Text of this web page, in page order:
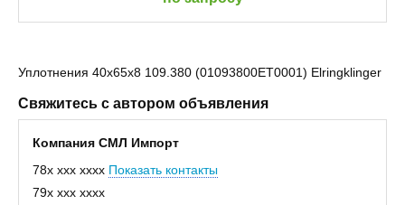
Уплотнения 40x65x8 109.380 (01093800ET0001) Elringklinger
Свяжитесь с автором объявления
Компания СМЛ Импорт
78x xxx xxxx Показать контакты
79x xxx xxxx